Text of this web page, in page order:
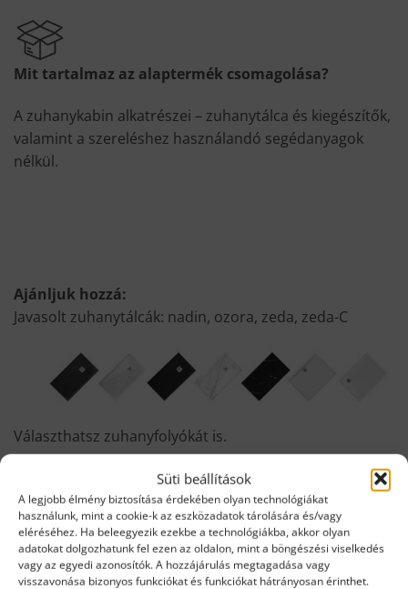
Süti beállítások
A legjobb élmény biztosítása érdekében olyan technológiákat
használunk, mint a cookie-k az eszközadatok tárolására és/vagy
eléréséhez. Ha beleegyezik ezekbe a technológiákba, akkor olyan
adatokat dolgozhatunk fel ezen az oldalon, mint a böngészési viselkedés
vagy az egyedi azonosítók. A hozzájárulás megtagadása vagy
visszavonása bizonyos funkciókat és funkciókat hátrányosan érinthet.
Mit tartalmaz az alaptermék csomagolása?
A zuhanykabin alkatrészei – zuhanytálca és kiegészítők,
valamint a szereléshez használandó segédanyagok
nélkül.
Ajánljuk hozzá:
Javasolt zuhanytálcák: nadin, ozora, zeda, zeda-C
Választhatsz zuhanyfolyókát is.
walk-in kiegészítők